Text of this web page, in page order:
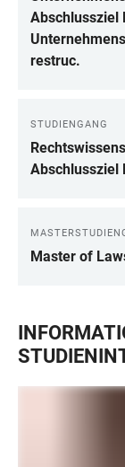
Abschlussziel
restruc.
STUDIENGANG
Abschlussziel
Master of